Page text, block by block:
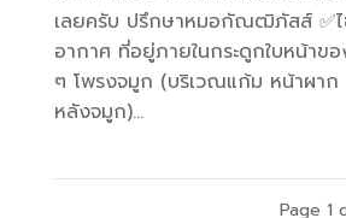
เลยครับ ปรึกษาหมอกัณฒิภัสส์ ✅
อากาศ ที่อยู่ภายในกระดูกใบหน้าข
ๆ โพรงจมูก (บริเวณแก้ม หน้าผาก
หลังจมูก)...
Page 1